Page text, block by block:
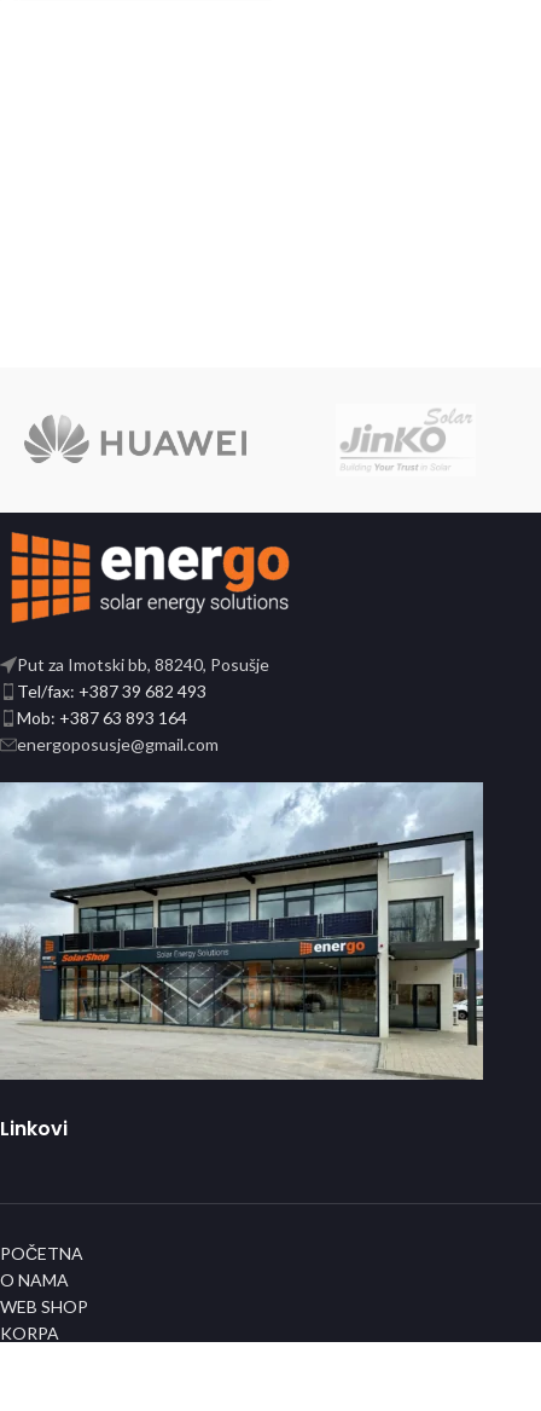
Put za Imotski bb, 88240, Posušje
Tel/fax: +387 39 682 493
Mob: +387 63 893 164
energoposusje@gmail.com
Linkovi
POČETNA
O NAMA
WEB SHOP
KORPA